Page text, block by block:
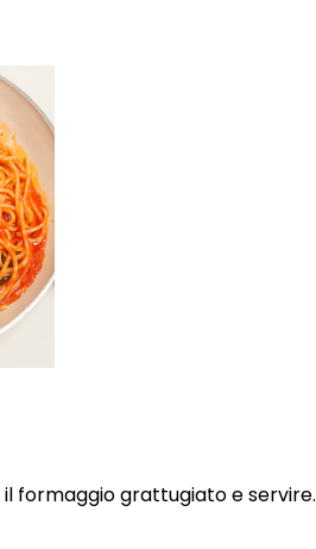
formaggio grattugiato e servire.